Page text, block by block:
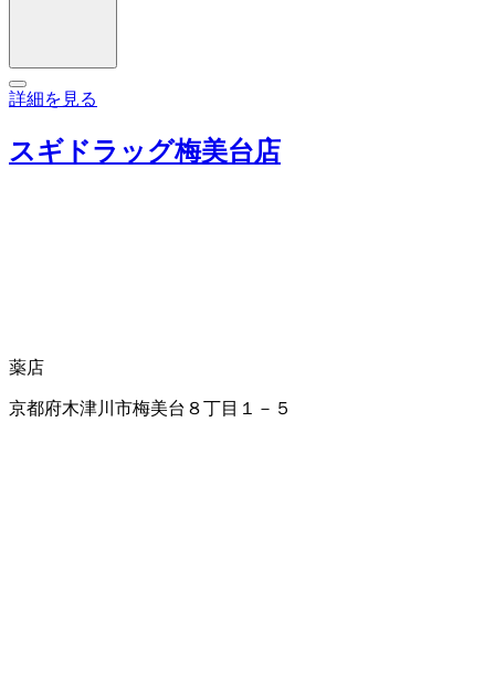
詳細を見る
スギドラッグ梅美台店
薬店
京都府木津川市梅美台８丁目１－５